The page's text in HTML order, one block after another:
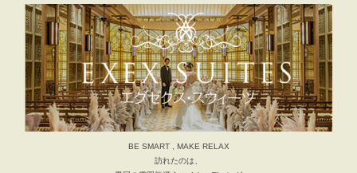
BE SMART , MAKE RELAX
訪れたのは、